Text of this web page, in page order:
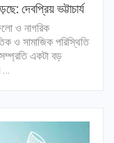
দেবপ্রিয় ভট্টাচার্য
ও নাগরিক
ও সামাজিক পরিস্থিতি
একটা বড়